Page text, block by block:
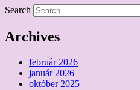
Search
Archives
február 2026
január 2026
október 2025